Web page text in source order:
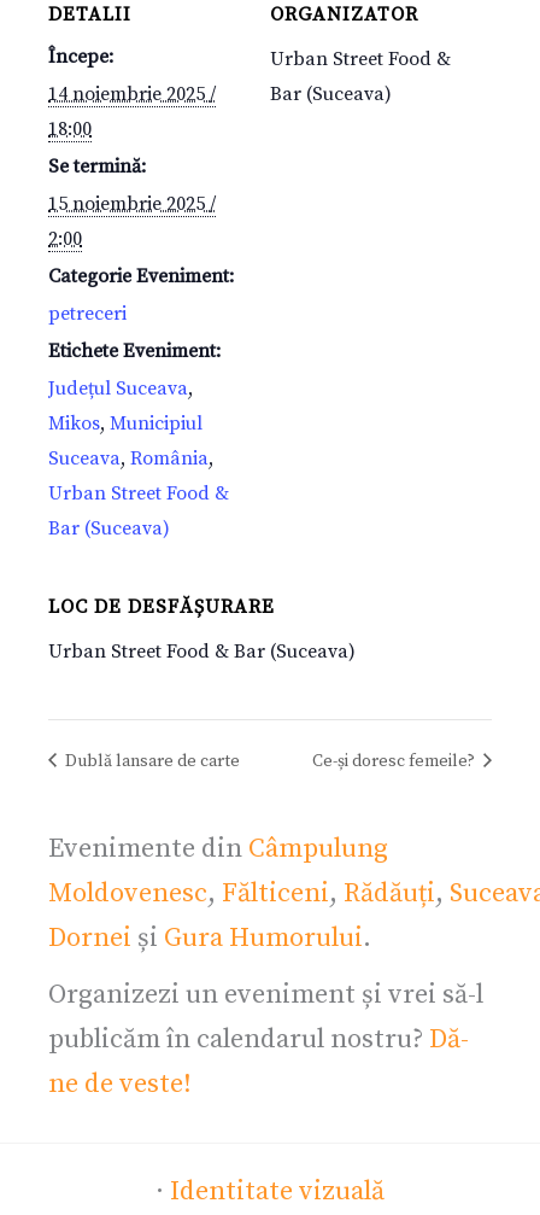
DETALII
Începe:
14 noiembrie 2025 /
18:00
Se termină:
15 noiembrie 2025 /
2:00
Categorie Eveniment:
petreceri
Etichete Eveniment:
Județul Suceava,
Mikos, Municipiul
Suceava, România,
Urban Street Food &
Bar (Suceava)
ORGANIZATOR
Urban Street Food &
Bar (Suceava)
LOC DE DESFĂȘURARE
Urban Street Food & Bar (Suceava)
Dublă lansare de carte Ce-și doresc femeile?
Evenimente din Câmpulung
Moldovenesc, Fălticeni, Rădăuți,
Dornei și Gura Humorului.
Organizezi un eveniment și vrei să-l
publicăm în calendarul nostru? Dă-
ne de veste!
· Identitate vizuală